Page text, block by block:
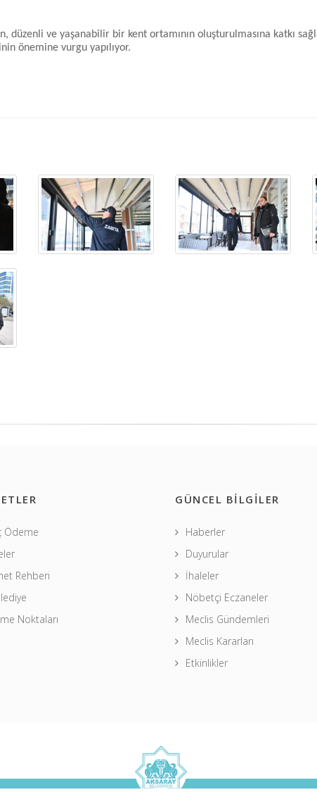
düzenli ve yaşanabilir bir kent ortamının oluşturulmasına katkı
önemine vurgu yapılıyor.
Ödeme
Rehberi
Noktaları
GÜNCEL BİLGİLER
Haberler
Duyurular
İhaleler
Nöbetçi Eczaneler
Meclis Gündemleri
Meclis Kararları
Etkinlikler